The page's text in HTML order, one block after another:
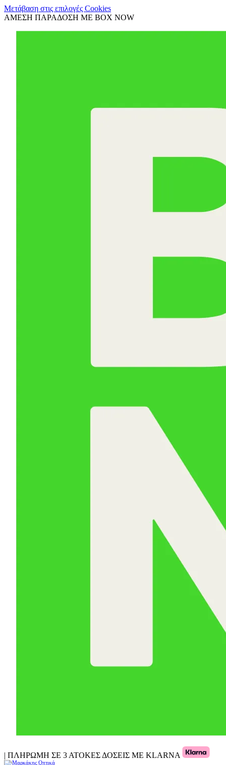
Μετάβαση στις επιλογές Cookies
ΑΜΕΣΗ ΠΑΡΑΔΟΣΗ ΜΕ BOX NOW
| ΠΛΗΡΩΜΗ ΣΕ 3 ΑΤΟΚΕΣ ΔΟΣΕΙΣ ΜΕ KLARNA